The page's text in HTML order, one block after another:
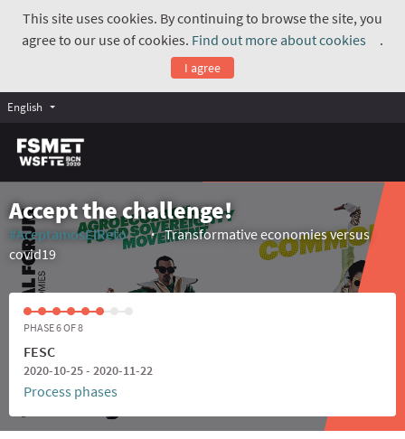
This site uses cookies. By continuing to browse the site, you
agree to our use of cookies. Find out more about cookies
.
I agree
English
Accept the challenge!
#AceptamosElReto
(External link)
Transformative economies versus
covid19
PHASE 6 OF 8
FESC
2020-10-25 - 2020-11-22
Process phases